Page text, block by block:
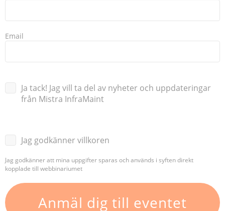
Email
Ja tack! Jag vill ta del av nyheter och uppdateringar
från Mistra InfraMaint
Jag godkänner villkoren
Jag godkänner att mina uppgifter sparas och används i syften direkt
kopplade till webbinariumet
Anmäl dig till eventet